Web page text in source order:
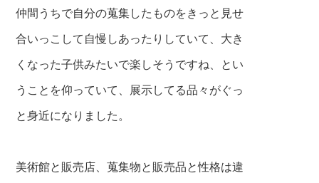
仲間うちで自分の蒐集したものをきっと見せ
合いっこして自慢しあったりしていて、大き
くなった子供みたいで楽しそうですね、とい
うことを仰っていて、展示してる品々がぐっ
と身近になりました。
美術館と販売店、蒐集物と販売品と性格は違